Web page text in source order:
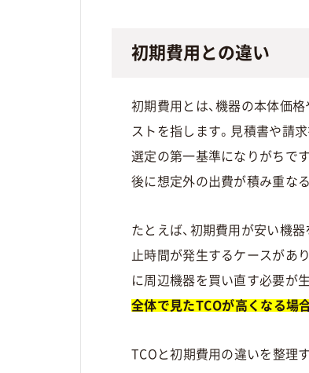
初期費用との違い
初期費用とは、機器の本体価
ストを指します。見積書や請
選定の第一基準になりがちで
後に想定外の出費が積み重な
たとえば、初期費用が安い機
止時間が発生するケースがあ
に周辺機器を買い直す必要が
全体で見たTCOが高くなる場
TCOと初期費用の違いを整理